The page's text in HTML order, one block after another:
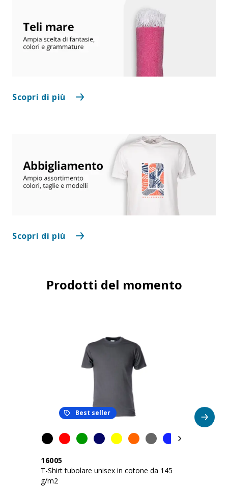
Scopri di più
Scopri di più
Prodotti del momento
Best seller
16005
T-Shirt tubolare unisex in cotone da 145
g/m2